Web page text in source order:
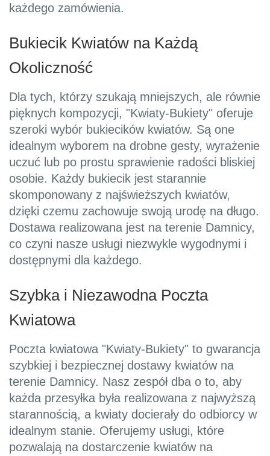
każdego zamówienia.
Bukiecik Kwiatów na Każdą
Okoliczność
Dla tych, którzy szukają mniejszych, ale równie
pięknych kompozycji, "Kwiaty-Bukiety" oferuje
szeroki wybór bukiecików kwiatów. Są one
idealnym wyborem na drobne gesty, wyrażenie
uczuć lub po prostu sprawienie radości bliskiej
osobie. Każdy bukiecik jest starannie
skomponowany z najświeższych kwiatów,
dzięki czemu zachowuje swoją urodę na długo.
Dostawa realizowana jest na terenie Damnicy,
co czyni nasze usługi niezwykle wygodnymi i
dostępnymi dla każdego.
Szybka i Niezawodna Poczta
Kwiatowa
Poczta kwiatowa "Kwiaty-Bukiety" to gwarancja
szybkiej i bezpiecznej dostawy kwiatów na
terenie Damnicy. Nasz zespół dba o to, aby
każda przesyłka była realizowana z najwyższą
starannością, a kwiaty docierały do odbiorcy w
idealnym stanie. Oferujemy usługi, które
pozwalają na dostarczenie kwiatów na